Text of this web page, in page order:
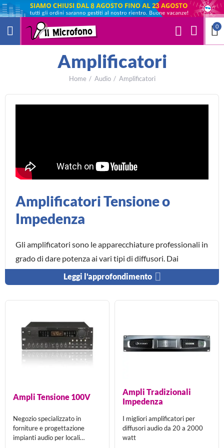
0
Amplificatori
Home Audio Amplificatori
Amplificatori Tensione o
Impedenza
Gli amplificatori sono le apparecchiature professionali in
grado di dare potenza ai vari tipi di diffusori. Dai
un'occhiata e scopri tutti i prodotti della categoria
Amplificatori e scegli tra amplificatori per impianti
distribuiti con tecnologia a
100 voltche inimpedenzaper
al potente finale da 5000 watt.
Sul mercato sono presenti sempre di più
diffusori attivi o amplificati
Ciò ha ridotto l'offerta e la richiesta degli
amplificatori finali di potenza che però
ancora hanno parecchie applicazioni.
Ampli Tensione 100V
Negozio specializzato in
forniture e progettazione
impianti audio per locali
Ampli Tradizionali
Impedenza
I migliori amplificatori per
diffusori audio da 20 a 2000
watt